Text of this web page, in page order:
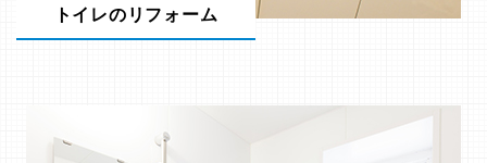
トイレのリフォーム